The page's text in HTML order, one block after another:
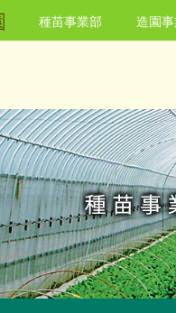
種苗事業部 造園